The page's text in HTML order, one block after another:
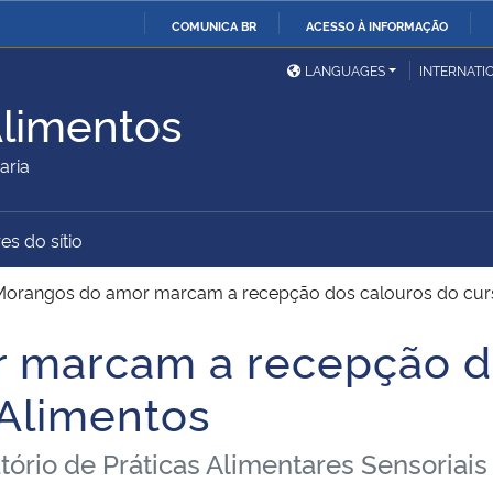
COMUNICA BR ACESSO À INFORMAÇÃO
Ministério da Defesa
Ministério das Relações
Exteriores
Ministério da Cidadania
Ministério do
Desenvolvimento Regional
Advocacia-Geral da União Banco Central do Brasil
LANGUAGES
do sítio
do amor marcam a recepção dos calouros do
marcam a recepção
de Práticas Alimentares Sensoriais